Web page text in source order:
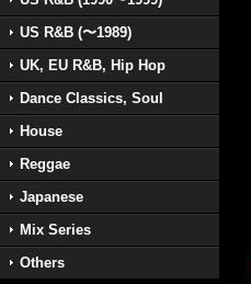
US R&B (〜1989)
UK, EU R&B, Hip Hop
Dance Classics, Soul
House
Reggae
Japanese
Mix Series
Others